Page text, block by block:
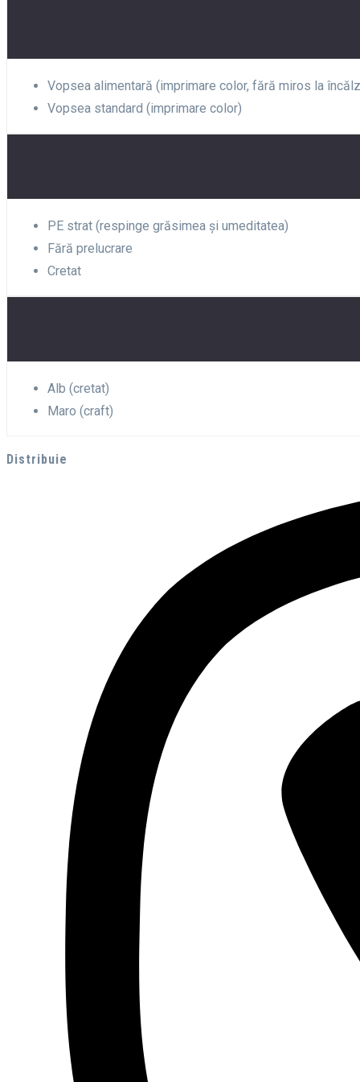
Vopsea alimentară (imprimare color, fără miros la
Vopsea standard (imprimare color)
PE strat (respinge grăsimea și umeditatea)
Fără prelucrare
Cretat
Alb (cretat)
Maro (craft)
Distribuie